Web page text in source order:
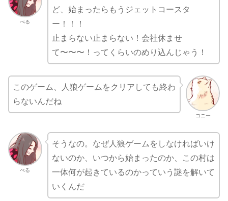
べる
ど、始まったらもうジェットコースタ
ー！！！
止まらない止まらない！会社休ませ
て〜〜〜！ってくらいのめり込んじゃう！
コニー
このゲーム、人狼ゲームをクリアしても終わ
らないんだね
べる
そうなの。なぜ人狼ゲームをしなければいけ
ないのか、いつから始まったのか、この村は
一体何が起きているのかっていう謎を解いて
いくんだ